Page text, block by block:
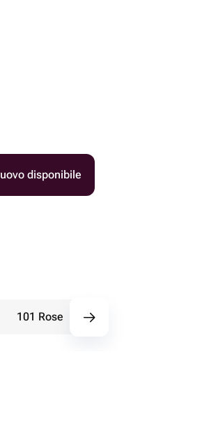
disponibile
101 Rose